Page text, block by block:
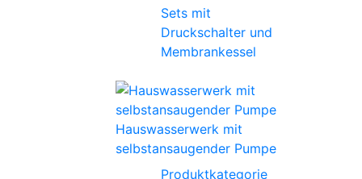
Sets mit
Druckschalter und
Membrankessel
Hauswasserwerk mit
selbstansaugender Pumpe
Produktkategorie